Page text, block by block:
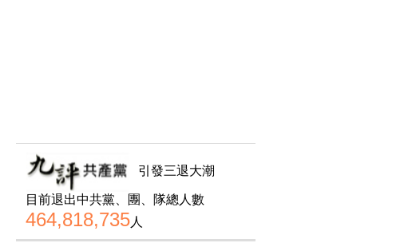
引發三退大潮
目前退出中共黨、團、隊總人數
464,818,735人